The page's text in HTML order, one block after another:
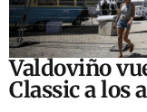
Valdoviño
Classic a los